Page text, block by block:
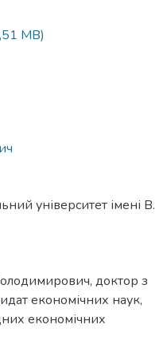
MB)
університет імені В.
доктор з
економічних наук,
економічних